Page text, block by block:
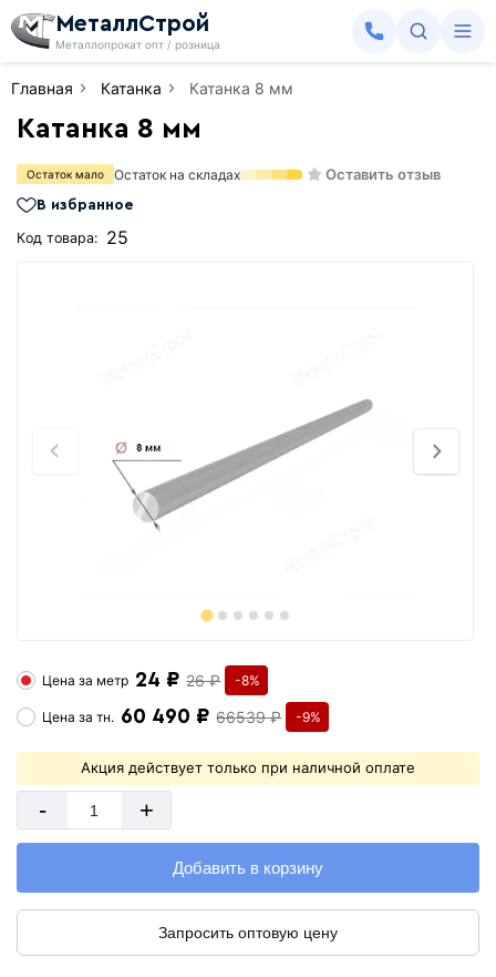
МеталлСтрой
Металлопрокат опт / розница
Главная Катанка Катанка 8 мм
Катанка 8 мм
Остаток мало Остаток на складах Оставить отзыв
В избранное
Код товара: 25
Цена за метр 24 ₽ 26 ₽ -8%
Цена затн. 60 490 ₽ 66539 ₽ -9%
Акция действует только при наличной оплате
- +
Добавить в корзину
Запросить оптовую цену